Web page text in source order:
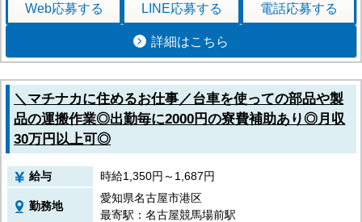
Web応募する LINE応募する 電話応募する
詳細はこちら
＼マチナカに住めるお仕事／台車を使っての部品や製
品の運搬作業◎出勤毎に2000円の寮費補助あり◎月収
30万円以上可◎
給与 時給1,350円～1,687円
勤務地
愛知県名古屋市港区
最寄駅：名古屋競馬場前駅